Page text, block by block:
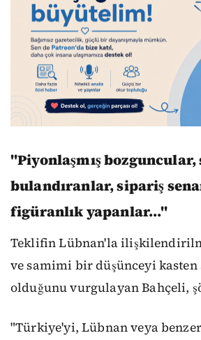
"Piyonlaşmış bozguncular,
bulandıranlar, sipariş
figüranlık yapanlar..."
Teklifin Lübnan'la
ve samimi bir düşünceyi kasten
olduğunu vurgulayan Bahçeli,
"Türkiye'yi, Lübnan veya